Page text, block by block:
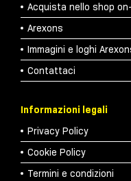
Acquista nello shop
Arexons
Immagini e loghi
Contattaci
Informazioni legali
Privacy Policy
Cookie Policy
Termini e condizioni